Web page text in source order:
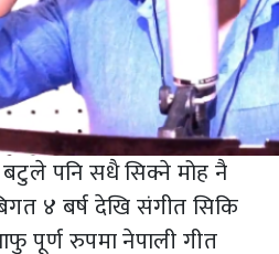
पनि सधै सिक्ने मोह नै
४ बर्ष देखि संगीत सिकि
पूर्ण रुपमा नेपाली गीत